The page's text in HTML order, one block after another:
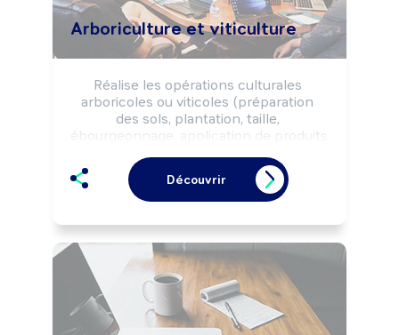
Arboriculture et viticulture
Réalise les opérations culturales
arboricoles ou viticoles (préparation
des sols, plantation, taille,
ébourgeonnage, application de produits
objectifs de production (quantité,
qualité, variétés, ...) et selon les règles
d'hygiène, de sécurité et les normes
Peut réaliser les opérations de
transformation, de conditionnement ou
de commercialisation des produits.
Peut coordonner une équipe ou diriger
une exploitation arboricole ou viticole.
Découvrir